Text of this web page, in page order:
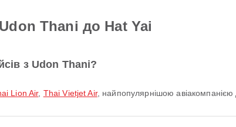
Thani до Hat Yai
з Udon Thani?
Lion Air, Thai Vietjet Air, найпопулярнішою авіакомпанією